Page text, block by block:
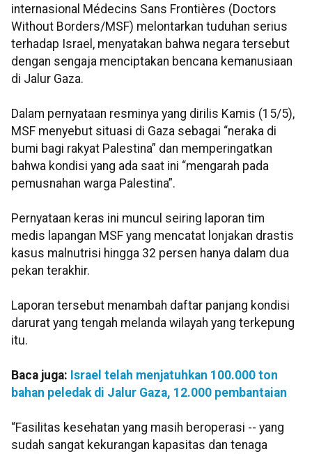
internasional Médecins Sans Frontières (Doctors
Without Borders/MSF) melontarkan tuduhan serius
terhadap Israel, menyatakan bahwa negara tersebut
dengan sengaja menciptakan bencana kemanusiaan
di Jalur Gaza.
Dalam pernyataan resminya yang dirilis Kamis (15/5),
MSF menyebut situasi di Gaza sebagai “neraka di
bumi bagi rakyat Palestina” dan memperingatkan
bahwa kondisi yang ada saat ini “mengarah pada
pemusnahan warga Palestina”.
Pernyataan keras ini muncul seiring laporan tim
medis lapangan MSF yang mencatat lonjakan drastis
kasus malnutrisi hingga 32 persen hanya dalam dua
pekan terakhir.
Laporan tersebut menambah daftar panjang kondisi
darurat yang tengah melanda wilayah yang terkepung
itu.
Baca juga: Israel telah menjatuhkan 100.000 ton
bahan peledak di Jalur Gaza, 12.000 pembantaian
“Fasilitas kesehatan yang masih beroperasi -- yang
sudah sangat kekurangan kapasitas dan tenaga